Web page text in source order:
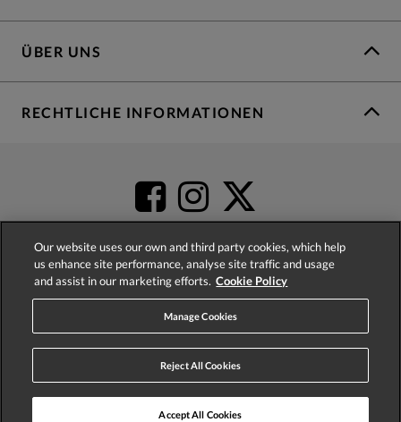
ÜBER UNS
RECHTLICHE INFORMATIONEN
4.2based on
Our website uses our own and third party cookies, which help
us enhance site performance, analyse site traffic and usage
and assist in our marketing efforts. Cookie Policy
Manage Cookies
Reject All Cookies
Accept All Cookies